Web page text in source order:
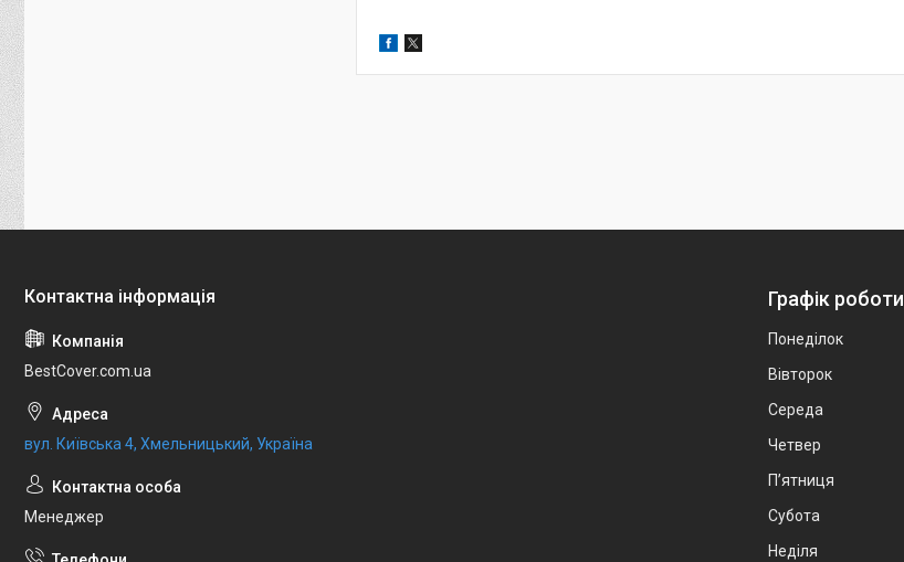
BestCover.com.ua
вул. Київська 4, Хмельницький, Україна
Менеджер
Графік роботи
Понеділок
Вівторок
Середа
Четвер
Пʼятниця
Субота
Неділя